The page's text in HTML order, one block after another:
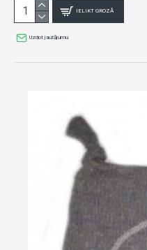
IELIKT GROZĀ
Uzdot jautājumu